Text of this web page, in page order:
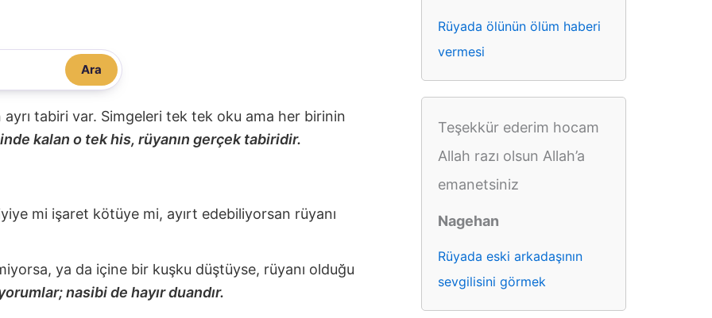
Ara
tabiri var. Simgeleri tek tek oku ama her birinin
kalan o tek his, rüyanın gerçek tabiridir.
mi işaret kötüye mi, ayırt edebiliyorsan rüyanı
ya da içine bir kuşku düştüyse, rüyanı olduğu
nasibi de hayır duandır.
Rüyada ölünün ölüm haberi
vermesi
Teşekkür ederim hocam
Allah razı olsun Allah’a
emanetsiniz
Nagehan
Rüyada eski arkadaşının
sevgilisini görmek